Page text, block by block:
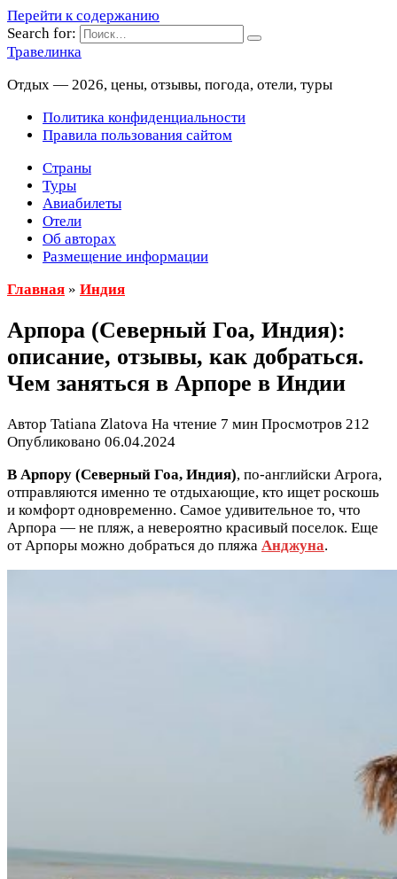
Перейти к содержанию
Search for:
Травелинка
Отдых — 2026, цены, отзывы, погода, отели, туры
Политика конфиденциальности
Правила пользования сайтом
Страны
Туры
Авиабилеты
Отели
Об авторах
Размещение информации
Главная » Индия
Арпора (Северный Гоа, Индия):
описание, отзывы, как добраться.
Чем заняться в Арпоре в Индии
Автор Tatiana Zlatova На чтение 7 мин Просмотров 212
Опубликовано 06.04.2024
В Арпору (Северный Гоа, Индия), по-английски Arpora,
отправляются именно те отдыхающие, кто ищет роскошь
и комфорт одновременно. Самое удивительное то, что
Арпора — не пляж, а невероятно красивый поселок. Еще
от Арпоры можно добраться до пляжа Анджуна.